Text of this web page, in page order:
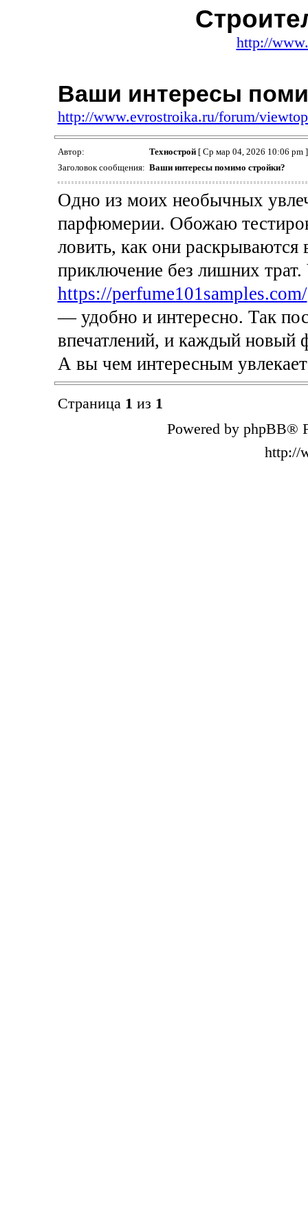
http://
Ваши интересы
http://www.evrostroika.ru/forum/
Автор: Технострой[ Ср мар 04, 2026 10:06 pm ]
Заголовок сообщения: Ваши интересы помимо стройки?
Одно из моих необычных
парфюмерии. Обожаю
ловить, как они раскрываются
приключение без лишних
https://perfume101samples.com/
— удобно и интересно. Так
впечатлений, и каждый новый
А вы чем интересным
Страница 1 из 1
Powered by phpBB®
http://